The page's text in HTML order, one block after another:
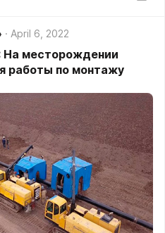
April 6, 2022
На месторождении
работы по монтажу